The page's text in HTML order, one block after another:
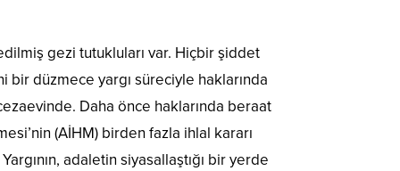
gezi tutukluları var. Hiçbir şiddet
düzmece yargı süreciyle haklarında
Daha önce haklarında beraat
(AİHM) birden fazla ihlal kararı
adaletin siyasallaştığı bir yerde